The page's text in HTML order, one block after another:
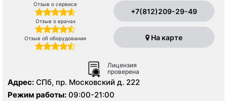
Отзыв о сервисе
Отзыв о врачах
Отзыв об оборудовании
+7(812)209-29-49
На карте
Лицензия
проверена
Адрес: СПб, пр. Московский д. 222
Режим работы: 09:00-21:00